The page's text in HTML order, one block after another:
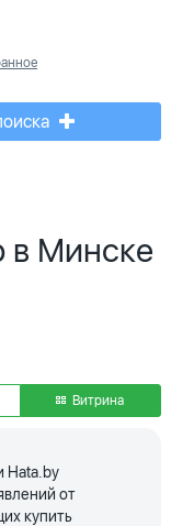
в Минске
Витрина
Hata.by
от
купить